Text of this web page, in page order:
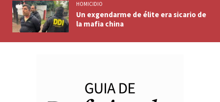
HOMICIDIO
Un exgendarme de élite era sicario de
la mafia china